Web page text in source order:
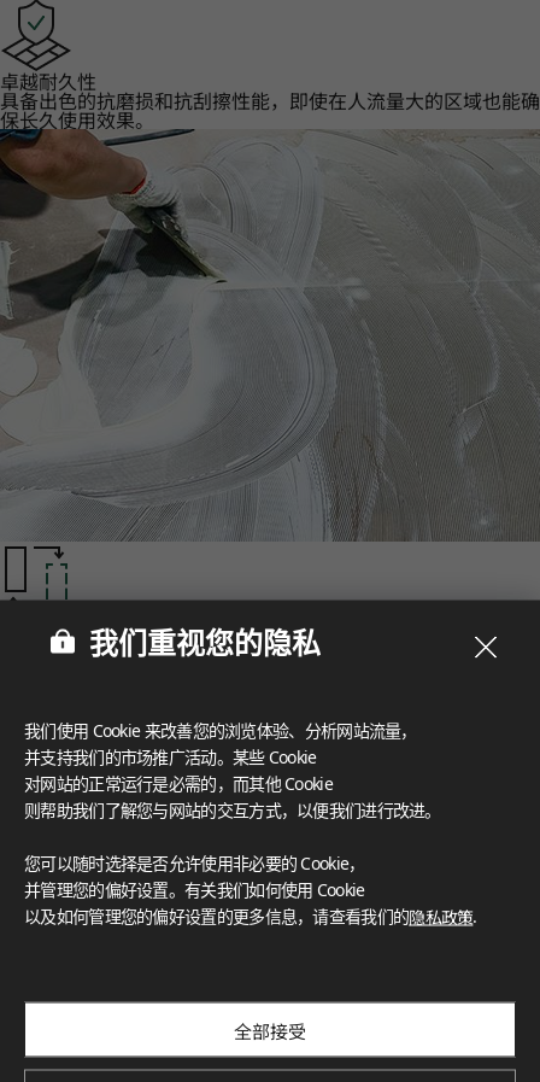
卓越耐久性‌
具备出色的抗磨损和抗刮擦性能，即使在人流量大的区域也能确
保长久使用效果。
安装灵活性‌
以卓越的安装适应性和便捷更换性著称，HFLOR LVT可轻松适
配多种地面环境与基层。
LX Hausys 的 HFLOR 地板秉承对人、空间和环境的承诺，提
供无与伦比的可靠性。
FloorScore®
Certification for indoor air quality, ensuring low emissions o
f volatile organic compounds (VOCs), contributing to a healt
tes the product’s environmental impact throughout its life
cycle, promoting sustainability.
我们重视您的隐私
我们使用 Cookie 来改善您的浏览体验、分析网站流量，
并支持我们的市场推广活动。某些 Cookie
对网站的正常运行是必需的，而其他 Cookie
则帮助我们了解您与网站的交互方式，以便我们进行改进。
您可以随时选择是否允许使用非必要的 Cookie，
并管理您的偏好设置。有关我们如何使用 Cookie
以及如何管理您的偏好设置的更多信息，请查看我们的隐私政策.
全部接受